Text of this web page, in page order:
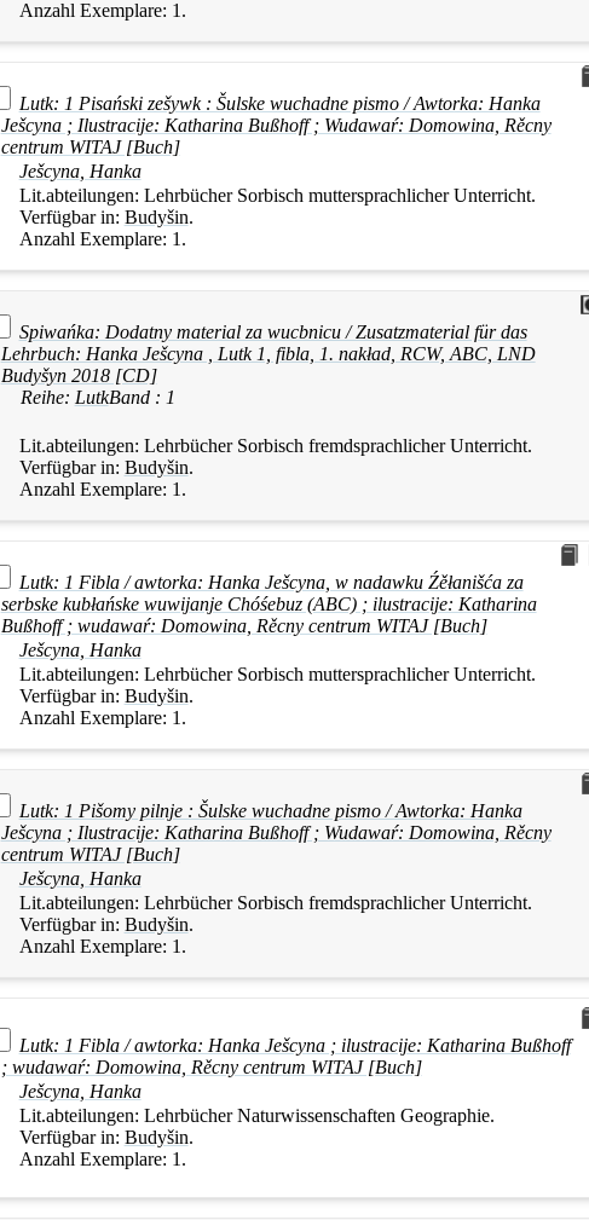
Anzahl Exemplare: 1.
Lutk: 1 Pisański zešywk : Šulske wuchadne pismo / Awtorka: Hanka
Ješcyna; Ilustracije: Katharina Bußhoff ; Wudawaŕ: Domowina, Rěcny
centrum WITAJ [Buch]
Ješcyna, Hanka
Lit.abteilungen: Lehrbücher Sorbisch muttersprachlicher Unterricht.
Verfügbar in: Budyšin.
Anzahl Exemplare: 1.
Spiwańka: Dodatny material za wucbnicu / Zusatzmaterial für das
Lehrbuch: Hanka Ješcyna, Lutk 1, fibla, 1. nakład, RCW, ABC, LND
Budyšyn 2018 [CD]
Reihe: LutkBand : 1
Lit.abteilungen: Lehrbücher Sorbisch fremdsprachlicher Unterricht.
Verfügbar in: Budyšin.
Anzahl Exemplare: 1.
Lutk: 1 Fibla / awtorka: Hanka Ješcyna, w nadawku Źěłanišća za
serbske kubłańske wuwijanje Chóśebuz (ABC) ; ilustracije: Katharina
Bußhoff ; wudawaŕ: Domowina, Rěcny centrum WITAJ [Buch]
Ješcyna, Hanka
Lit.abteilungen: Lehrbücher Sorbisch muttersprachlicher Unterricht.
Verfügbar in: Budyšin.
Anzahl Exemplare: 1.
Lutk: 1 Pišomy pilnje : Šulske wuchadne pismo / Awtorka: Hanka
Ješcyna; Ilustracije: Katharina Bußhoff ; Wudawaŕ: Domowina, Rěcny
centrum WITAJ [Buch]
Ješcyna, Hanka
Lit.abteilungen: Lehrbücher Sorbisch fremdsprachlicher Unterricht.
Verfügbar in: Budyšin.
Anzahl Exemplare: 1.
Lutk: 1 Fibla / awtorka: Hanka Ješcyna; ilustracije: Katharina Bußhoff
; wudawaŕ: Domowina, Rěcny centrum WITAJ [Buch]
Ješcyna, Hanka
Lit.abteilungen: Lehrbücher Naturwissenschaften Geographie.
Verfügbar in: Budyšin.
Anzahl Exemplare: 1.